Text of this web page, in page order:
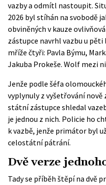
vazby a odmítl nastoupit.
2026 byl stíhán na svobodě
obviněných v kauze
zástupce navrhl vazbu u pěti
mříže čtyři: Pavla Býmu,
Jakuba Prokeše. Wolf mezi
Jenže podle šéfa
vyplynuly z vyšetřování
státní zástupce shledal
je jednou z nich. Policie ho
k vazbě, jenže primátor byl
celostátní pátrání.
Dvě verze
Tady se příběh štěpí na dvě